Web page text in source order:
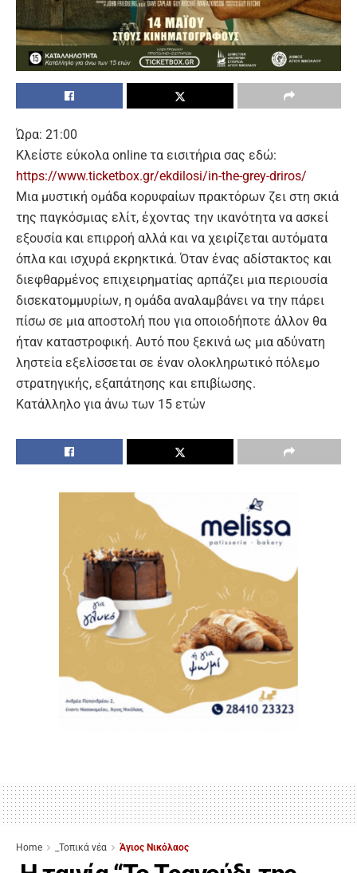
Ώρα: 21:00
Κλείστε εύκολα οnline τα εισιτήρια σας εδώ:
https://www.ticketbox.gr/ekdilosi/in-the-grey-driros/
Μια μυστική ομάδα κορυφαίων πρακτόρων ζει στη σκιά
της παγκόσμιας ελίτ, έχοντας την ικανότητα να ασκεί
εξουσία και επιρροή αλλά και να χειρίζεται αυτόματα
όπλα και ισχυρά εκρηκτικά. Όταν ένας αδίστακτος και
διεφθαρμένος επιχειρηματίας αρπάζει μια περιουσία
δισεκατομμυρίων, η ομάδα αναλαμβάνει να την πάρει
πίσω σε μια αποστολή που για οποιοδήποτε άλλον θα
ήταν καταστροφική. Αυτό που ξεκινά ως μια αδύνατη
ληστεία εξελίσσεται σε έναν ολοκληρωτικό πόλεμο
στρατηγικής, εξαπάτησης και επιβίωσης.
Κατάλληλο για άνω των 15 ετών
Home _Τοπικά νέα Άγιος Νικόλαος